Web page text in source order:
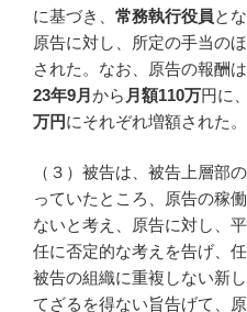
に基づき、 常務執行役員と
原告に対し、所定の手当のほ
された。なお、原告の報酬
23年9月 から 月額110万円に、
万円にそれぞれ増額された。
（３）被告は、被告上層部
っていたところ、原告の稼
ないと考え、原告に対し、
任に否定的な考えを告げ、
被告の組織に重複しない新
てざるを得ない旨告げて、